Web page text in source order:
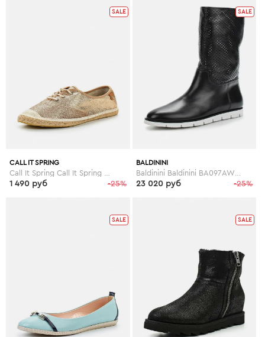
SALE
CALL IT SPRING
-25%
1 490 руб
SALE
BALDININI
-25%
23 020 руб
SALE SALE